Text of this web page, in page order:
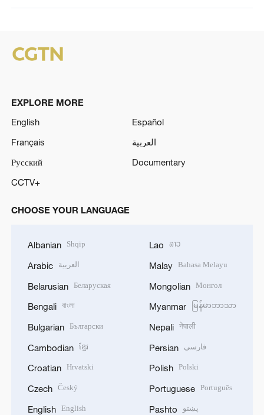
EXPLORE MORE
English
Español
Français
العربية
Русский
Documentary
CCTV+
CHOOSE YOUR LANGUAGE
Albanian Shqip
Arabic العربية
Belarusian Беларуская
Bengali বাংলা
Bulgarian Български
Cambodian ខ្មែរ
Croatian Hrvatski
Czech Český
English English
Lao ລາວ
Malay Bahasa Melayu
Mongolian Монгол
Myanmar မြန်မာဘာသာ
Nepali नेपाली
Persian فارسی
Polish Polski
Portuguese Português
Pashto پښتو